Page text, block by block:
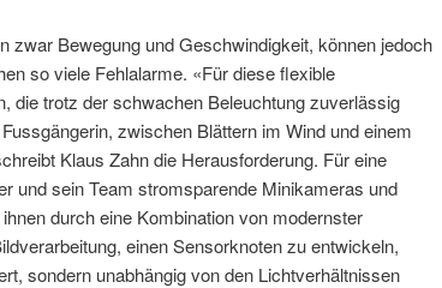
zwar Bewegung und Geschwindigkeit, können jedoch
so viele Fehlalarme. «Für diese flexible
die trotz der schwachen Beleuchtung zuverlässig
zwischen Blättern im Wind und einem
Klaus Zahn die Herausforderung. Für eine
und sein Team stromsparende Minikameras und
durch eine Kombination von modernster
einen Sensorknoten zu entwickeln,
sondern unabhängig von den Lichtverhältnissen